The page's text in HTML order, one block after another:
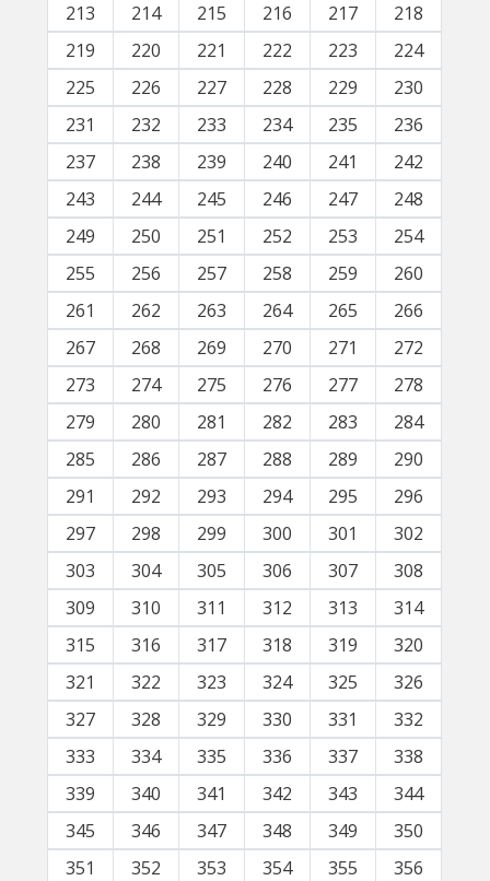
213
214 215 216 217
218
219
220 221 222 223
224
225
226 227 228 229
230
231
232 233 234 235
236
237
238 239 240 241
242
243
244 245 246 247
248
249
250 251 252 253
254
255
256 257 258 259
260
261
262 263 264 265
266
267
268 269 270 271
272
273
274 275 276 277
278
279
280 281 282 283
284
285
286 287 288 289
290
291
292 293 294 295
296
297
298 299 300 301
302
303
304 305 306 307
308
309
310 311 312 313
314
315
316 317 318 319
320
321
322 323 324 325
326
327
328 329 330 331
332
333
334 335 336 337
338
339
340 341 342 343
344
345
346 347 348 349
350
351
352 353 354 355 356